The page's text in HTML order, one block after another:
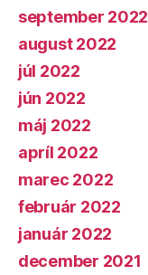
september 2022
august 2022
júl 2022
jún 2022
máj 2022
apríl 2022
marec 2022
február 2022
január 2022
december 2021